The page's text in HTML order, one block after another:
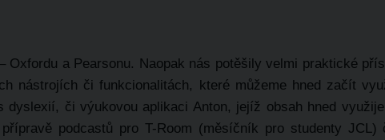
a Pearsonu. Naopak nás potěšily velmi praktické
nástrojích či funkcionalitách, které můžeme hned začít
či výukovou aplikaci Anton, jejíž obsah hned
podcastů pro T-Room (měsíčník pro studenty